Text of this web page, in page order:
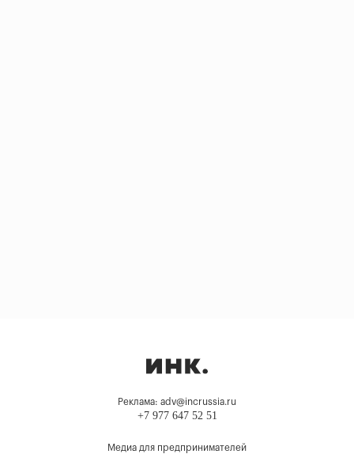
Реклама: adv@incrussia.ru
+7 977 647 52 51
Медиа для предпринимателей